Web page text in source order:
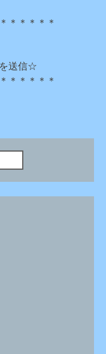
＊＊＊＊＊
送信☆
＊＊＊＊＊